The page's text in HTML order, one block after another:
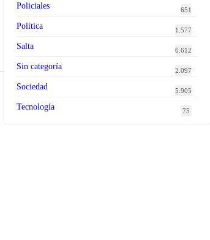
Policiales 651
Política 1.577
Salta 6.612
Sin categoría 2.097
Sociedad 5.905
Tecnología 75